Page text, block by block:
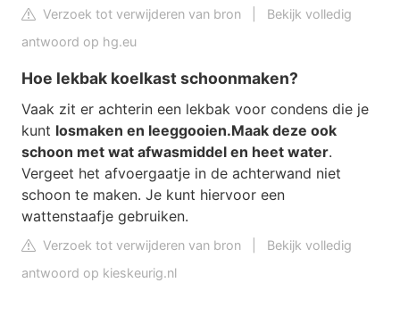
Verzoek tot verwijderen van bron
Bekijk volledig
antwoord op hg.eu
Hoe lekbak koelkast schoonmaken?
Vaak zit er achterin een lekbak voor condens die je
kunt losmaken en leeggooien.Maak deze ook
schoon met wat afwasmiddel en heet water.
Vergeet het afvoergaatje in de achterwand niet
schoon te maken. Je kunt hiervoor een
wattenstaafje gebruiken.
Verzoek tot verwijderen van bron
Bekijk volledig
antwoord op kieskeurig.nl